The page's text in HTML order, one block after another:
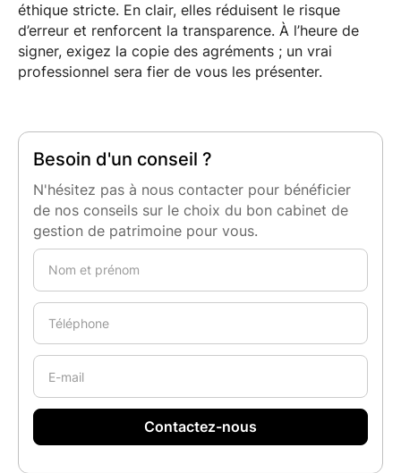
éthique stricte. En clair, elles réduisent le risque
d’erreur et renforcent la transparence. À l’heure de
signer, exigez la copie des agréments ; un vrai
professionnel sera fier de vous les présenter.
Besoin d'un conseil ?
N'hésitez pas à nous contacter pour bénéficier
de nos conseils sur le choix du bon cabinet de
gestion de patrimoine pour vous.